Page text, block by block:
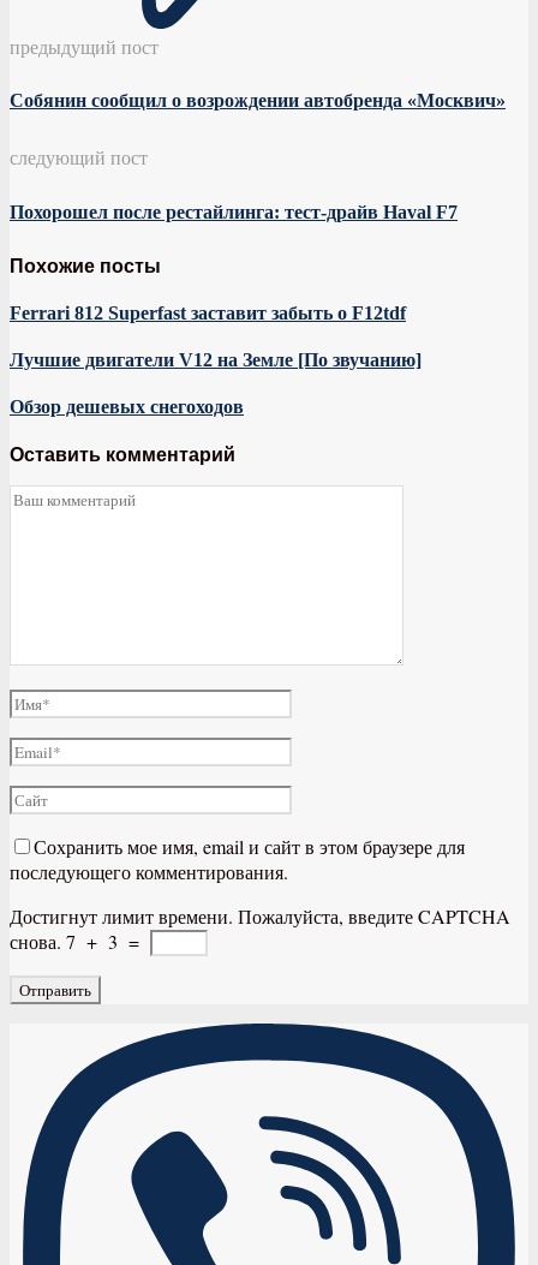
предыдущий пост
Собянин сообщил о возрождении автобренда «Москвич»
следующий пост
Похорошел после рестайлинга: тест-драйв Haval F7
Похожие посты
Ferrari 812 Superfast заставит забыть о F12tdf
Лучшие двигатели V12 на Земле [По звучанию]
Обзор дешевых снегоходов
Оставить комментарий
Сохранить мое имя, email и сайт в этом браузере для
последующего комментирования.
Достигнут лимит времени. Пожалуйста, введите CAPTCHA
снова. 7 + 3 =